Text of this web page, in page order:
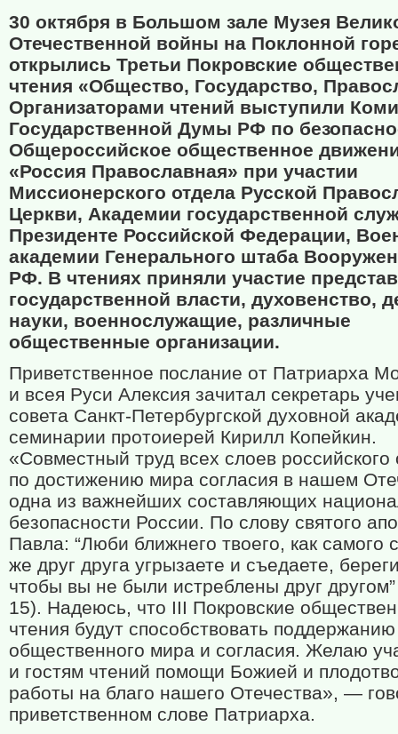
30 октября в Большом зале Музея
Отечественной войны на Поклонной
открылись Третьи Покровские
чтения «Общество, Государство,
Организаторами чтений выступили
Государственной Думы РФ по
Общероссийское общественное
«Россия Православная» при участии
Миссионерского отдела Русской
Церкви, Академии государственной
Президенте Российской Федерации,
академии Генерального штаба
РФ. В чтениях приняли участие
государственной власти, духовенство,
науки, военнослужащие, различные
общественные организации.
Приветственное послание от Патриарха
и всея Руси Алексия зачитал секретарь
совета Санкт-Петербургской духовной
семинарии протоиерей Кирилл Копейкин.
«Совместный труд всех слоев
по достижению мира согласия в нашем
одна из важнейших составляющих
безопасности России. По слову святого
Павла: “Люби ближнего твоего, как самого
же друг друга угрызаете и съедаете,
чтобы вы не были истреблены друг
15). Надеюсь, что III Покровские
чтения будут способствовать поддержанию
общественного мира и согласия. Желаю
и гостям чтений помощи Божией и
работы на благо нашего Отечества», —
приветственном слове Патриарха.